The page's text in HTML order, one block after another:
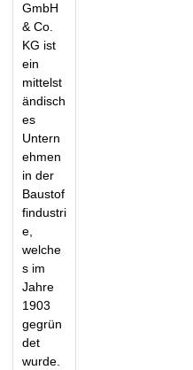
GmbH
& Co.
KG ist
ein
mittelst
ändisch
es
Untern
ehmen
in der
Baustof
findustri
e,
welche
s im
Jahre
1903
gegrün
det
wurde.